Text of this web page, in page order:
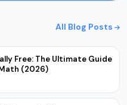
(7-10), सीनियर (11-14),
संबंधी ज़रूरतें अलग होती हैं, जो
All Blog Posts
Free: The Ultimate Guide
(2026)